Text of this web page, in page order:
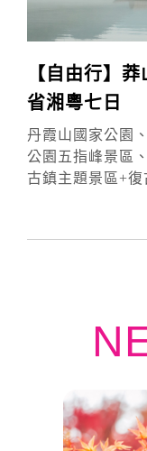
【自由行】
省湘粵七日
丹霞山國家公園
公園五指峰景區
古鎮主題景區+復